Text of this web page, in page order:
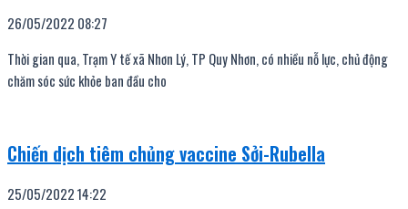
26/05/2022 08:27
Thời gian qua, Trạm Y tế xã Nhơn Lý, TP Quy Nhơn, có nhiều nỗ lực, chủ động
chăm sóc sức khỏe ban đầu cho
Chiến dịch tiêm chủng vaccine Sởi-Rubella
25/05/202214:22